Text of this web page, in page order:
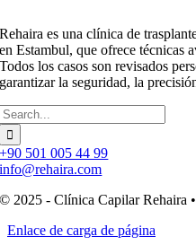
Rehaira es una clínica de
en Estambul, que ofrece
Todos los casos son revisados
garantizar la seguridad, la
+90 501 005 44 99
info@rehaira.com
© 2025 - Clínica Capilar Rehaira
Enlace de carga de página